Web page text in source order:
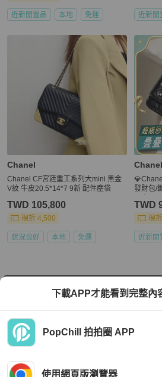
近新閒置品 本地 免運 近新閒
Chanel
Chanel CF宮廷重工系列大mini 黑金
V紋 牛皮20.5*14*7 9新 配件塵袋
TWD 105,800
現折 4,500
狀況良好 本地 免運
Chanel
發財包/
TWD
現
近新閒
看更多
下載APP才能看到完整內
PopChill 拍拍圈 APP
使用網頁版瀏覽器